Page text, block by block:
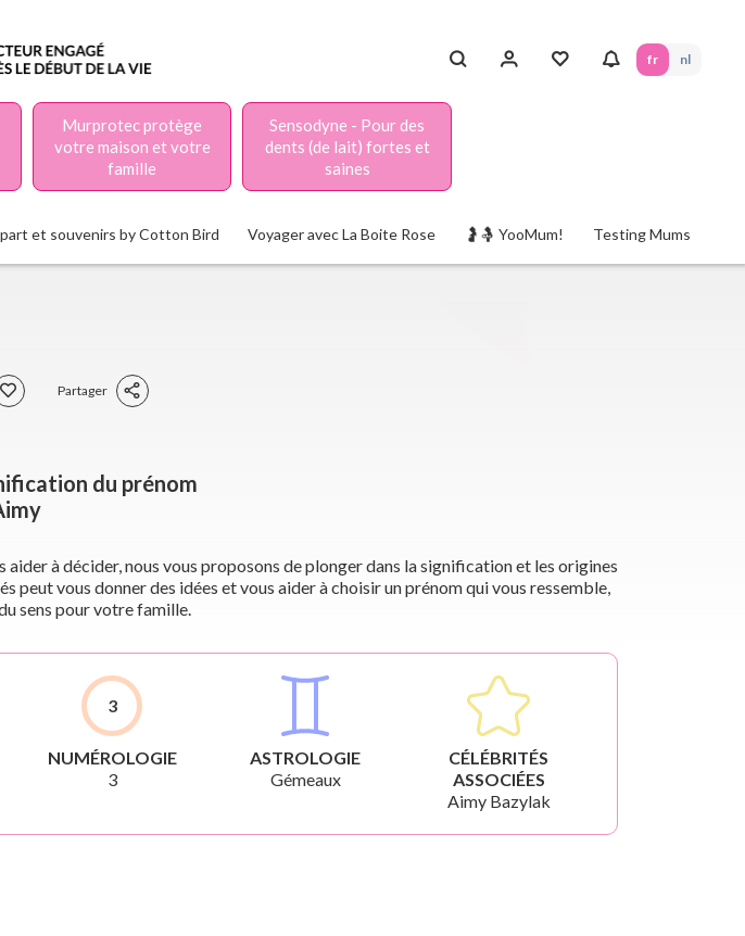
fr nl
Murprotec protège
votre maison et votre
famille
Sensodyne - Pour des
dents (de lait) fortes et
saines
et souvenirs by Cotton Bird Voyager avec La Boite Rose 🤰🤱 YooMum! Testing Mums
Partager
du prénom
à décider, nous vous proposons de plonger dans la signification et les origines
vous donner des idées et vous aider à choisir un prénom qui vous ressemble,
sens pour votre famille.
3
NUMÉROLOGIE
3
ASTROLOGIE
Gémeaux
CÉLÉBRITÉS
ASSOCIÉES
Aimy Bazylak